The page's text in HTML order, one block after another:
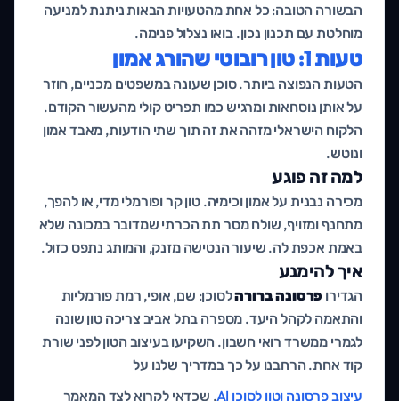
הבשורה הטובה: כל אחת מהטעויות הבאות ניתנת למניעה
מוחלטת עם תכנון נכון. בואו נצלול פנימה.
טעות 1: טון רובוטי שהורג אמון
הטעות הנפוצה ביותר. סוכן שעונה במשפטים מכניים, חוזר
על אותן נוסחאות ומרגיש כמו תפריט קולי מהעשור הקודם.
הלקוח הישראלי מזהה את זה תוך שתי הודעות, מאבד אמון
ונוטש.
למה זה פוגע
מכירה נבנית על אמון וכימיה. טון קר ופורמלי מדי, או להפך,
מתחנף ומזויף, שולח מסר תת הכרתי שמדובר במכונה שלא
באמת אכפת לה. שיעור הנטישה מזנק, והמותג נתפס כזול.
איך להימנע
הגדירו פרסונה ברורהלסוכן: שם, אופי, רמת פורמליות
והתאמה לקהל היעד. מספרה בתל אביב צריכה טון שונה
לגמרי ממשרד רואי חשבון. השקיעו בעיצוב הטון לפני שורת
קוד אחת. הרחבנו על כך במדריך שלנו על
עיצוב פרסונה וטון לסוכן AI
, שכדאי לקרוא לצד המאמר